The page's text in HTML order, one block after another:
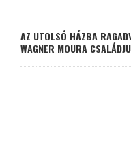
AZ UTOLSÓ HÁZBA
WAGNER MOURA